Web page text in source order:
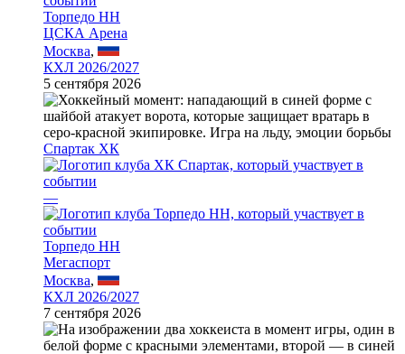
Торпедо НН
ЦСКА Арена
Москва,
КХЛ 2026/2027
5 сентября 2026
Спартак ХК
—
Торпедо НН
Мегаспорт
Москва,
КХЛ 2026/2027
7 сентября 2026